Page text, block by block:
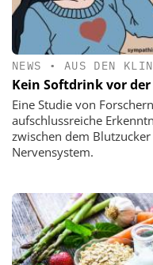
NEWS • AUS DEN
Kein Softdrink vor der
Eine Studie von
aufschlussreiche
zwischen dem
Nervensystem.